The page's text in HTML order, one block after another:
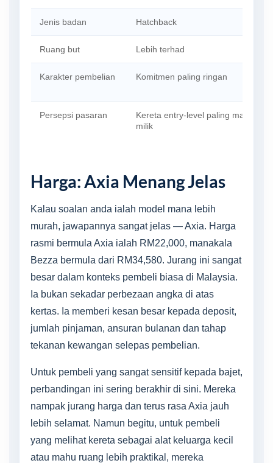
Jenis badan Hatchback
Ruang but Lebih terhad
Karakter pembelian Komitmen paling ringan
Persepsi pasaran
Kereta entry-level paling mampu
milik
Harga: Axia Menang Jelas
Kalau soalan anda ialah model mana lebih
murah, jawapannya sangat jelas — Axia. Harga
rasmi bermula Axia ialah RM22,000, manakala
Bezza bermula dari RM34,580. Jurang ini sangat
besar dalam konteks pembeli biasa di Malaysia.
Ia bukan sekadar perbezaan angka di atas
kertas. Ia memberi kesan besar kepada deposit,
jumlah pinjaman, ansuran bulanan dan tahap
tekanan kewangan selepas pembelian.
Untuk pembeli yang sangat sensitif kepada bajet,
perbandingan ini sering berakhir di sini. Mereka
nampak jurang harga dan terus rasa Axia jauh
lebih selamat. Namun begitu, untuk pembeli
yang melihat kereta sebagai alat keluarga kecil
atau mahu ruang lebih praktikal, mereka